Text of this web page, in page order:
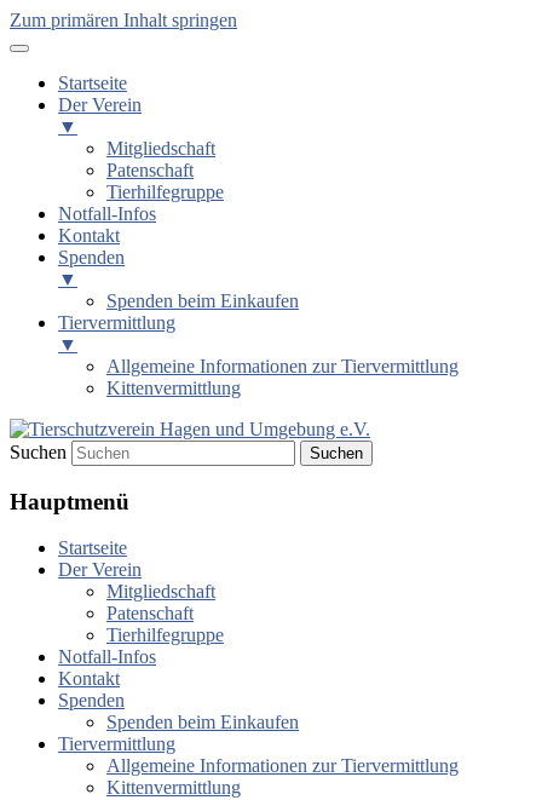
Zum primären Inhalt springen
Startseite
Der Verein
▼
Mitgliedschaft
Patenschaft
Tierhilfegruppe
Notfall-Infos
Kontakt
Spenden
▼
Spenden beim Einkaufen
Tiervermittlung
▼
Allgemeine Informationen zur Tiervermittlung
Kittenvermittlung
Tierschutzverein Hagen und
Umgebung e.V.
Suchen
Hauptmenü
Startseite
Der Verein
Mitgliedschaft
Patenschaft
Tierhilfegruppe
Notfall-Infos
Kontakt
Spenden
Spenden beim Einkaufen
Tiervermittlung
Allgemeine Informationen zur Tiervermittlung
Kittenvermittlung